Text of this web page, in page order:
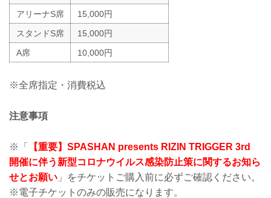
アリーナS席
15,000円
スタンドS席
15,000円
A席
10,000円
※全席指定・消費税込
注意事項
※「
【重要】SPASHAN presents RIZIN TRIGGER 3rd
開催に伴う新型コロナウイルス感染防止策に関するお知ら
せとお願い 」をチケットご購入前に必ずご確認ください。
※電子チケットのみの販売になります。